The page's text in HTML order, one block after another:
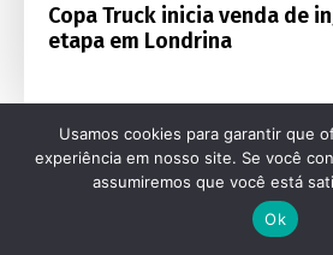
Copa Truck inicia venda de
etapa em Londrina
Usamos cookies para garantir que
experiência em nosso site. Se você
assumiremos que você está
Ok